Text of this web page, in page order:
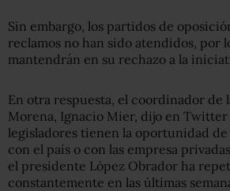
Sin embargo, los partidos de
reclamos no han sido atendidos, por
mantendrán en su rechazo a la
En otra respuesta, el coordinador de
Morena, Ignacio Mier, dijo en Twitter
legisladores tienen la oportunidad
con el país o con las empresa
el presidente López Obrador ha
constantemente en las últimas